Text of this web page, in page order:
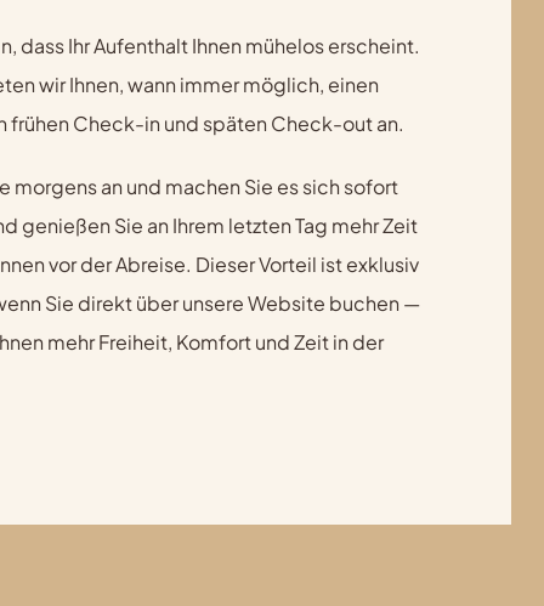
dass Ihr Aufenthalt Ihnen mühelos erscheint.
wir Ihnen, wann immer möglich, einen
frühen Check-in und späten Check-out an.
morgens an und machen Sie es sich sofort
genießen Sie an Ihrem letzten Tag mehr Zeit
vor der Abreise. Dieser Vorteil ist exklusiv
Sie direkt über unsere Website buchen —
mehr Freiheit, Komfort und Zeit in der